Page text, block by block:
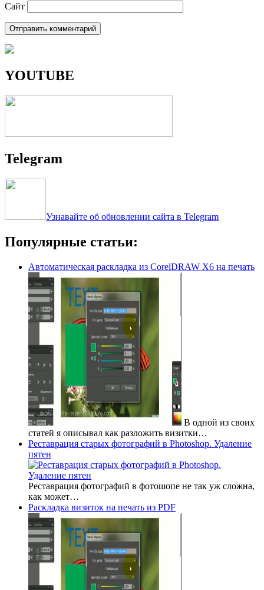
Сайт
YOUTUBE
Telegram
Узнавайте об обновлении сайта в Telegram
Популярные статьи:
Автоматическая раскладка из CorelDRAW X6 на печать
В одной из своих
статей я описывал как разложить визитки…
Реставрация старых фотографий в Photoshop. Удаление
пятен
Реставрация фотографий в фотошопе не так уж сложна,
как может…
Раскладка визиток на печать из PDF